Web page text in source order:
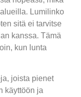
Lumilinko
sitä ei tarvitse
kanssa. Tämä
kun lunta
joista pienet
käyttöön ja